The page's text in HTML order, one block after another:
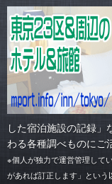
した宿泊施設の記録
わる各種調べものにご
※個人が独力で運営管理して
があれば訂正します」という